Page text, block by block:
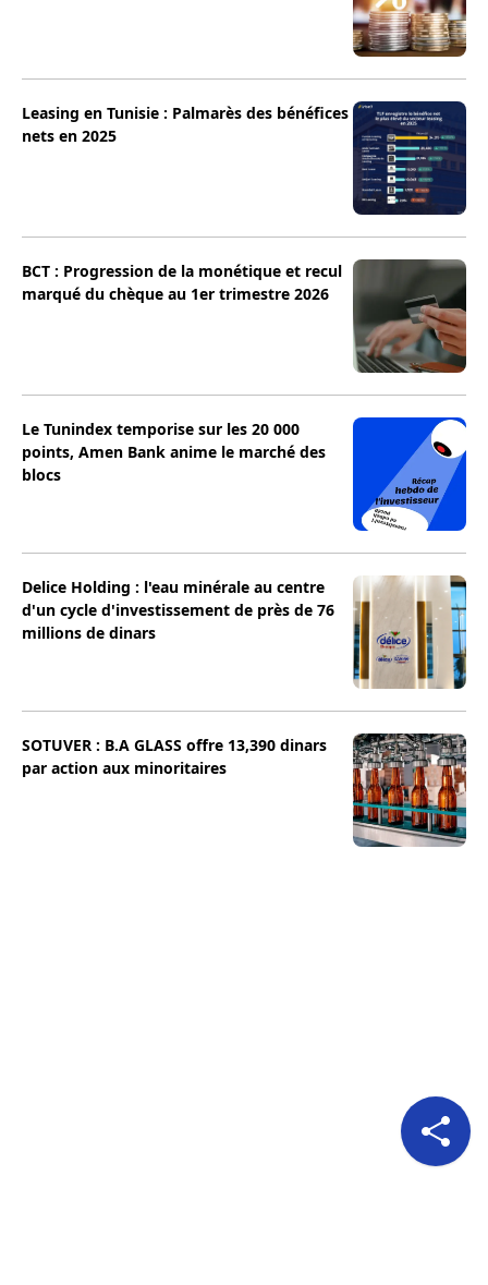
Leasing en Tunisie : Palmarès des bénéfices
nets en 2025
BCT : Progression de la monétique et recul
marqué du chèque au 1er trimestre 2026
Le Tunindex temporise sur les 20 000
points, Amen Bank anime le marché des
blocs
Delice Holding : l'eau minérale au centre
d'un cycle d'investissement de près de 76
millions de dinars
SOTUVER : B.A GLASS offre 13,390 dinars
par action aux minoritaires